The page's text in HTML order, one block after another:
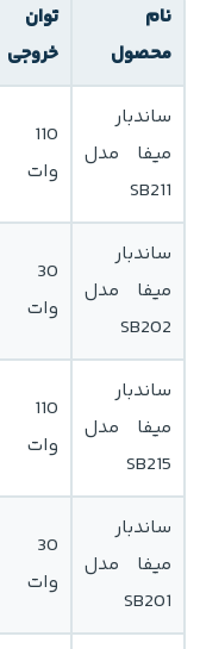
نام
محصول
توان
خروجی
ساندبار
میفا مدل
SB211
110
وات
ساندبار
میفا مدل
SB202
30
وات
ساندبار
میفا مدل
SB215
110
وات
ساندبار
میفا مدل
SB201
30
وات